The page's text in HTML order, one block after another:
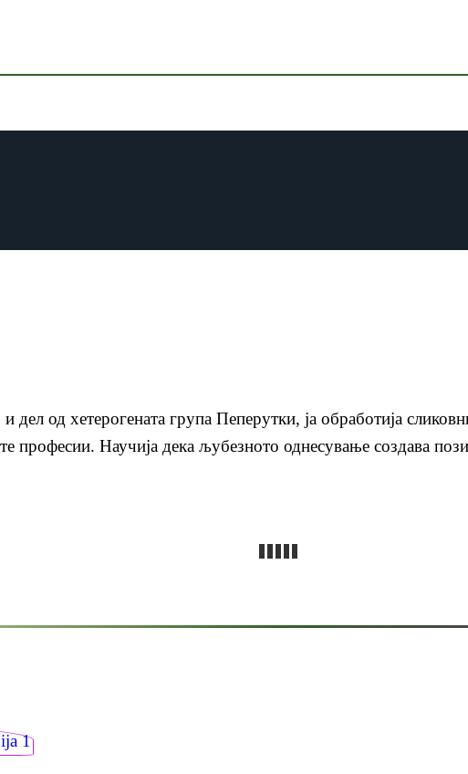
од хетерогената група Пеперутки, ја обработија
професии. Научија дека љубезното однесување создава